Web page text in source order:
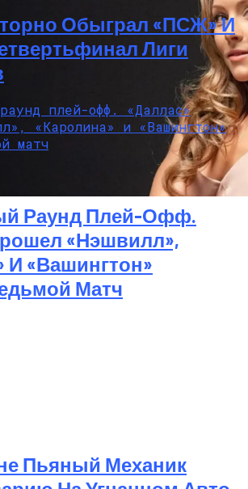
ДТП На Трассе Одесса-
Столкнулись Два Грузовика
Шоптенко Показала
Мастер-Класс На Пляже
Обыграл «ПСЖ» И
Лиги
Раунд Плей-Офф.
«Нэшвилл»,
И «Вашингтон»
Матч
Пьяный Механик